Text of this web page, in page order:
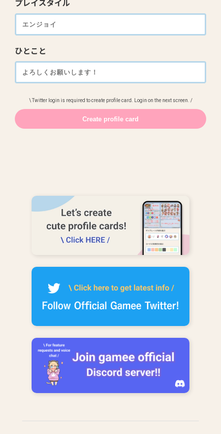
プレイスタイル
ひとこと
\ Twitter login is required to create profile card. Login on the next screen. /